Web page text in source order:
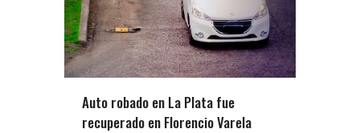
Auto robado en La Plata fue
recuperado en Florencio Varela